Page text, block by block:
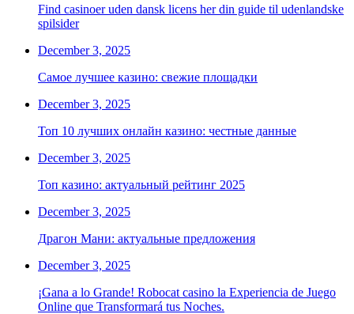
Find casinoer uden dansk licens her din guide til udenlandske
spilsider
December 3, 2025
Самое лучшее казино: свежие площадки
December 3, 2025
Топ 10 лучших онлайн казино: честные данные
December 3, 2025
Топ казино: актуальный рейтинг 2025
December 3, 2025
Драгон Мани: актуальные предложения
December 3, 2025
¡Gana a lo Grande! Robocat casino la Experiencia de Juego
Online que Transformará tus Noches.